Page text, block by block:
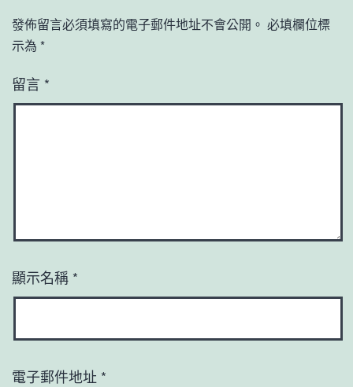
發佈留言必須填寫的電子郵件地址不會公開。 必填欄位標
示為 *
留言 *
顯示名稱 *
電子郵件地址 *